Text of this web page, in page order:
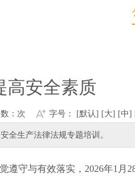
安全素质
： 次 字号：[默认][大][中
全生产法律法规专题培训。
守与有效落实，2026年1月